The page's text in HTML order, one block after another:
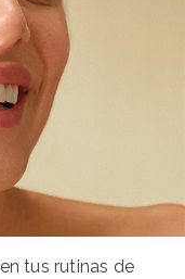
tus rutinas de